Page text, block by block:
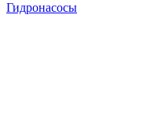
Гидронасосы